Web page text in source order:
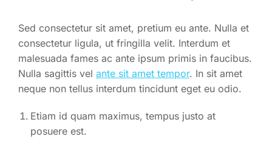
Sed consectetur sit amet, pretium eu ante. Nulla et
consectetur ligula, ut fringilla velit. Interdum et
malesuada fames ac ante ipsum primis in faucibus.
Nulla sagittis vel ante sit amet tempor. In sit amet
neque non tellus interdum tincidunt eget eu odio.
Etiam id quam maximus, tempus justo at
posuere est.